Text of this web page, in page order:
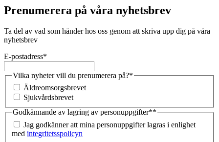
Prenumerera på våra nyhetsbrev
Ta del av vad som händer hos oss genom att skriva upp dig på våra
nyhetsbrev
E-postadress*
Vilka nyheter vill du prenumerera på?*
Äldreomsorgsbrevet
Sjukvårdsbrevet
Godkännande av lagring av personuppgifter**
Jag godkänner att mina personuppgifter lagras i enlighet
med integritetsspolicyn